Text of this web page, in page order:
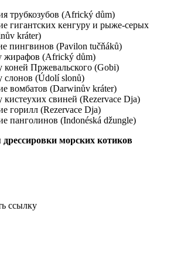
трубкозубов (Africký dům)
гигантских кенгуру и рыже-серых
kráter)
пингвинов (Pavilon tučňáků)
жирафов (Africký dům)
коней Пржевальского (Gobi)
слонов (Údolí slonů)
вомбатов (Darwinův kráter)
кистеухих свиней (Rezervace Dja)
горилл (Rezervace Dja)
панголинов (Indonéská džungle)
дрессировки морских котиков
ссылку